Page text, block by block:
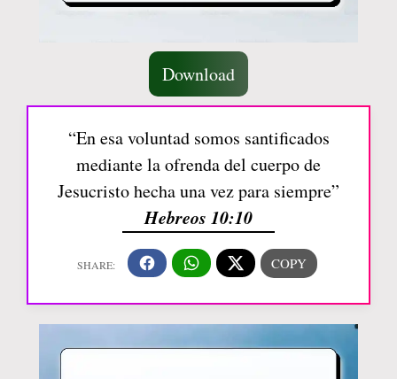
Download
“En esa voluntad somos santificados
mediante la ofrenda del cuerpo de
Jesucristo hecha una vez para siempre”
Hebreos 10:10